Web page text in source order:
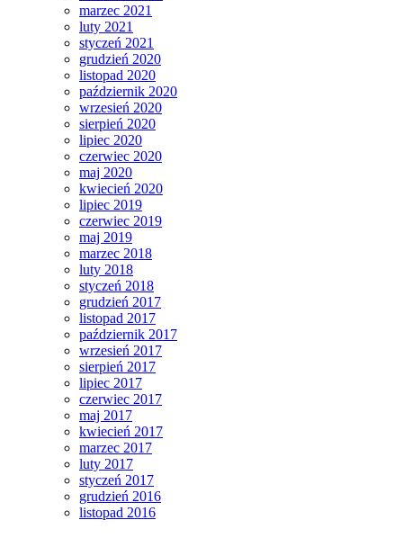
marzec 2021
luty 2021
styczeń 2021
grudzień 2020
listopad 2020
październik 2020
wrzesień 2020
sierpień 2020
lipiec 2020
czerwiec 2020
maj 2020
kwiecień 2020
lipiec 2019
czerwiec 2019
maj 2019
marzec 2018
luty 2018
styczeń 2018
grudzień 2017
listopad 2017
październik 2017
wrzesień 2017
sierpień 2017
lipiec 2017
czerwiec 2017
maj 2017
kwiecień 2017
marzec 2017
luty 2017
styczeń 2017
grudzień 2016
listopad 2016